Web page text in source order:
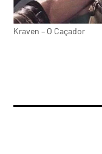
Kraven – O Caçador